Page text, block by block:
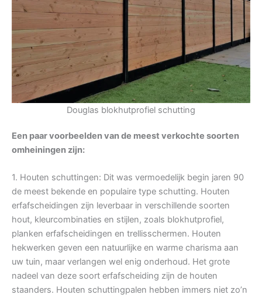
Douglas blokhutprofiel schutting
Een paar voorbeelden van de meest verkochte soorten
omheiningen zijn:
1. Houten schuttingen: Dit was vermoedelijk begin jaren 90
de meest bekende en populaire type schutting. Houten
erfafscheidingen zijn leverbaar in verschillende soorten
hout, kleurcombinaties en stijlen, zoals blokhutprofiel,
planken erfafscheidingen en trellisschermen. Houten
hekwerken geven een natuurlijke en warme charisma aan
uw tuin, maar verlangen wel enig onderhoud. Het grote
nadeel van deze soort erfafscheiding zijn de houten
staanders. Houten schuttingpalen hebben immers niet zo’n